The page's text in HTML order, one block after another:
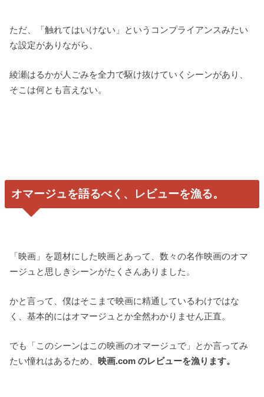
ただ、「触れてはいけない」というコンプライアンスみたい
な設定がありながら、
綾瀬はるかが人ごみを全力で駆け抜けていくシーンがあり、
そこは何とも言えない。
オマージュを語るべく、レビューを漁る。
「映画」を題材にした映画とあって、数々の名作映画のオマ
ージュと思しきシーンがたくさんありました。
かと言って、僕はそこまで映画に精通しているわけではな
く、基本的にはオマージュとか全然わかりません正直。
でも「このシーンはこの映画のオマージュで」とか言ってみ
たい憧れはあるため、 映画.com のレビューを漁ります。